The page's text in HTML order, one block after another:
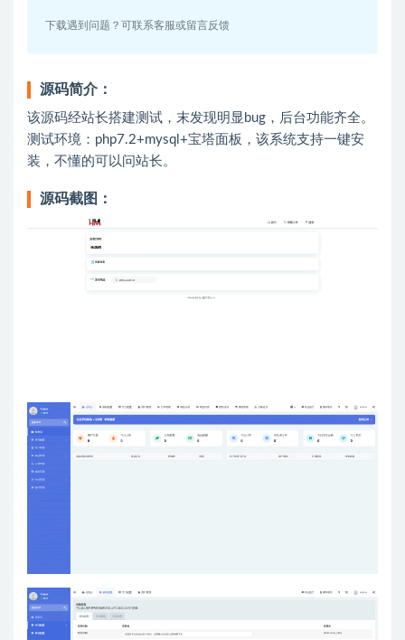
下载遇到问题？可联系客服或留言反馈
源码简介：
该源码经站长搭建测试，末发现明显bug，后台功能齐全。
测试环境：php7.2+mysql+宝塔面板，该系统支持一键安
装，不懂的可以问站长。
源码截图：